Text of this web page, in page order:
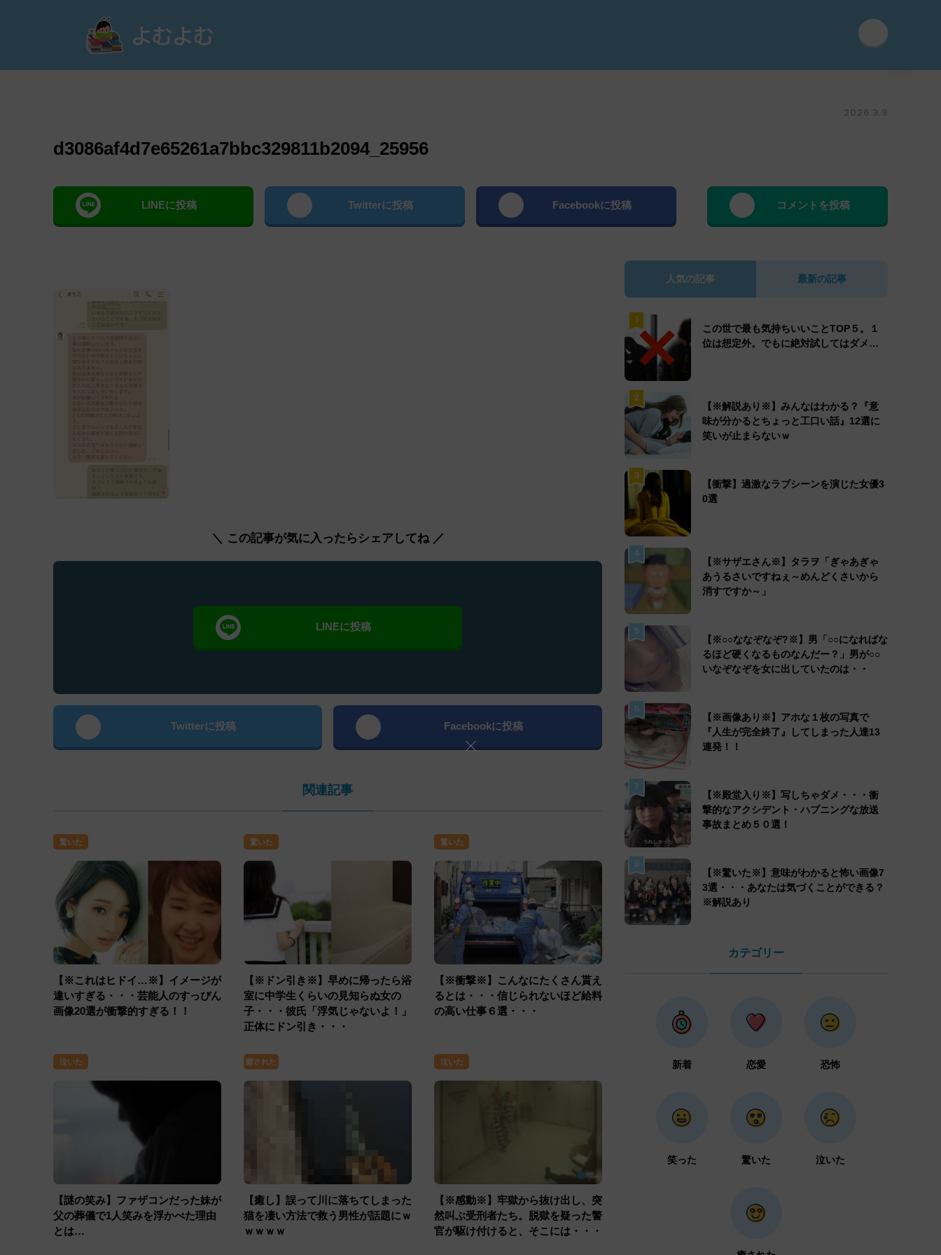
2026.3.9
d3086af4d7e65261a7bbc329811b2094_25956
LINEに投稿 Twitterに投稿 Facebookに投稿 コメントを投稿
＼ この記事が気に入ったらシェアしてね ／
LINEに投稿
Twitterに投稿 Facebookに投稿
関連記事
驚いた
【※これはヒドイ…※】イメージが
違いすぎる・・・芸能人のすっぴん
画像20選が衝撃的すぎる！！
驚いた
【※ドン引き※】早めに帰ったら浴
室に中学生くらいの見知らぬ女の
子・・・彼氏「浮気じゃないよ！」
正体にドン引き・・・
驚いた
【※衝撃※】こんなにたくさん貰え
るとは・・・信じられないほど給料
の高い仕事６選・・・
泣いた
【謎の笑み】ファザコンだった妹が
父の葬儀で1人笑みを浮かべた理由
とは…
癒された
【癒し】誤って川に落ちてしまった
猫を凄い方法で救う男性が話題にｗ
ｗｗｗｗ
泣いた
【※感動※】牢獄から抜け出し、突
然叫ぶ受刑者たち。脱獄を疑った警
官が駆け付けると、そこには・・・
人気の記事 最新の記事
1
この世で最も気持ちいいことTOP５。１
位は想定外。でもに絶対試してはダメ…
2
【※解説あり※】みんなはわかる？『意
味が分かるとちょっと工口い話』12選に
笑いが止まらないｗ
3
【衝撃】過激なラブシーンを演じた女優3
0選
4
【※サザエさん※】タラヲ「ぎゃあぎゃ
あうるさいですねぇ～めんどくさいから
消すですか～」
5
【※○○ななぞなぞ?※】男「○○になればな
るほど硬くなるものなんだー？」男が○○
いなぞなぞを女に出していたのは・・
6
【※画像あり※】アホな１枚の写真で
『人生が完全終了』してしまった人達13
連発！！
7
【※殿堂入り※】写しちゃダメ・・・衝
撃的なアクシデント・ハプニングな放送
事故まとめ５０選！
8
【※驚いた※】意味がわかると怖い画像7
3選・・・あなたは気づくことができる？
※解説あり
カテゴリー
新着 恋愛 恐怖
笑った 驚いた 泣いた